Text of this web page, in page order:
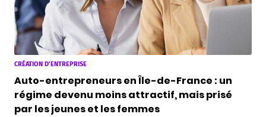
CRÉATION D'ENTREPRISE
Auto-entrepreneurs en Île-de-France : un
régime devenu moins attractif, mais prisé
par les jeunes et les femmes